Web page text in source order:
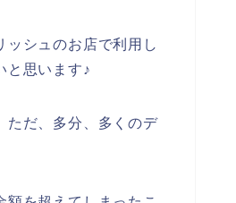
ッシュのお店で利用し
と思います♪
ただ、多分、多くのデ